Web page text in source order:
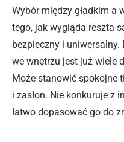
Wybór między gładkim a
tego, jak wygląda reszta
bezpieczny i
we wnętrzu jest już wiele
Może stanowić spokojne
i zasłon. Nie konkuruje z
łatwo dopasować go do